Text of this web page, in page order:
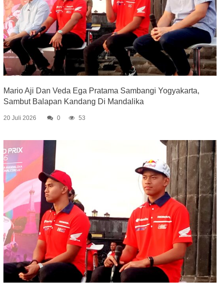
Mario Aji Dan Veda Ega Pratama Sambangi Yogyakarta,
Sambut Balapan Kandang Di Mandalika
20 Juli 2026 0 53